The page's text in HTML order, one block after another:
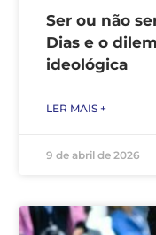
Ser ou não
Dias e o
ideológica
LER MAIS +
9 de abril de 2026